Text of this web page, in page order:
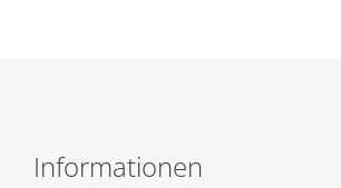
Informationen